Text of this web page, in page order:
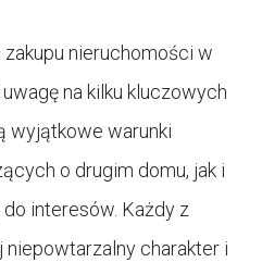
nieruchomości w
na kilku kluczowych
wyjątkowe warunki
o drugim domu, jak i
interesów. Każdy z
charakter i